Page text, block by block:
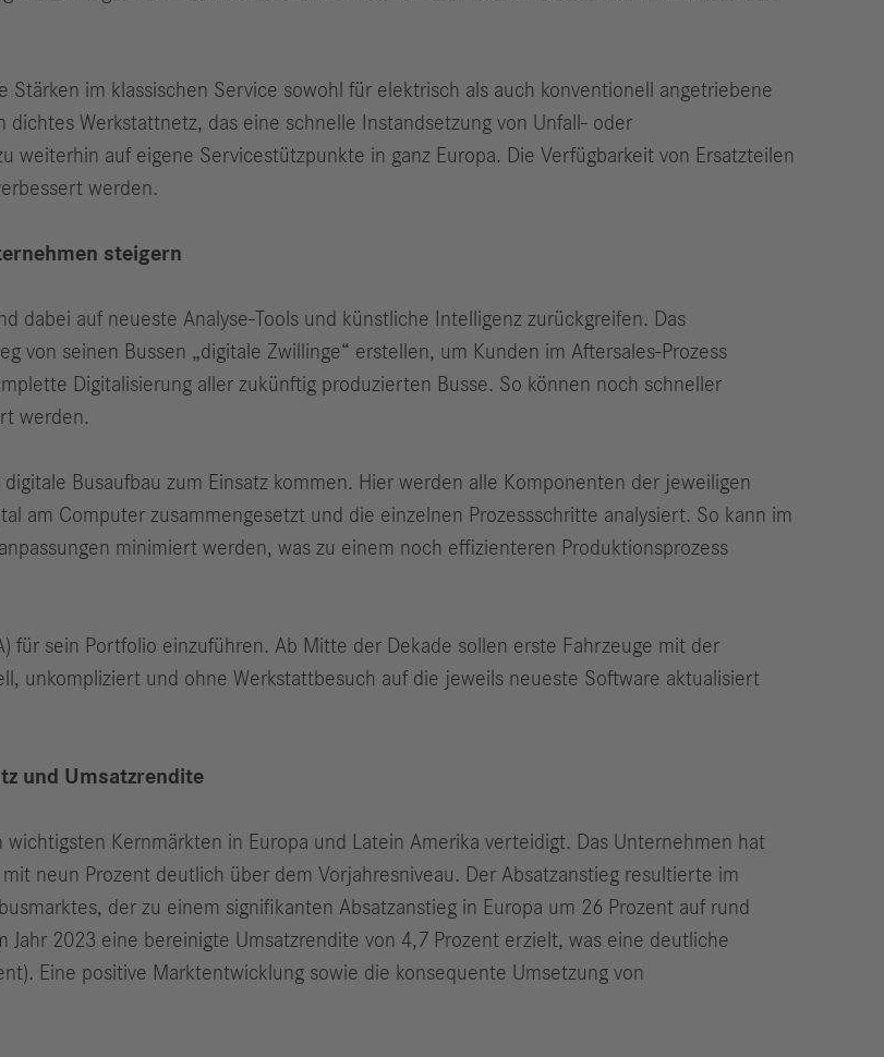
Stärken im klassischen Service sowohl für elektrisch als auch konventionell angetriebene
Werkstattnetz, das eine schnelle Instandsetzung von Unfall- oder
weiterhin auf eigene Servicestützpunkte in ganz Europa. Die Verfügbarkeit von Ersatzteilen
werden.
steigern
dabei auf neueste Analyse-Tools und künstliche Intelligenz zurückgreifen. Das
von seinen Bussen „digitale Zwillinge“ erstellen, um Kunden im Aftersales-Prozess
Digitalisierung aller zukünftig produzierten Busse. So können noch schneller
werden.
Busaufbau zum Einsatz kommen. Hier werden alle Komponenten der jeweiligen
am Computer zusammengesetzt und die einzelnen Prozessschritte analysiert. So kann im
minimiert werden, was zu einem noch effizienteren Produktionsprozess
für sein Portfolio einzuführen. Ab Mitte der Dekade sollen erste Fahrzeuge mit der
unkompliziert und ohne Werkstattbesuch auf die jeweils neueste Software aktualisiert
und Umsatzrendite
Kernmärkten in Europa und Latein Amerika verteidigt. Das Unternehmen hat
neun Prozent deutlich über dem Vorjahresniveau. Der Absatzanstieg resultierte im
der zu einem signifikanten Absatzanstieg in Europa um 26 Prozent auf rund
2023 eine bereinigte Umsatzrendite von 4,7 Prozent erzielt, was eine deutliche
Eine positive Marktentwicklung sowie die konsequente Umsetzung von